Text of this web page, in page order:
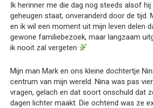
Ik herinner me die dag nog steeds alsof
geheugen staat, onveranderd door de tijd.
en ik wil een moment uit mijn leven delen
gewone familiebezoek, maar langzaam
ik nooit zal vergeten
Mijn man Mark en ons kleine dochtertje
centrum van mijn wereld. Nina was pas
vragen, gelach en dat soort onschuld dat
dagen lichter maakt. Die ochtend was ze